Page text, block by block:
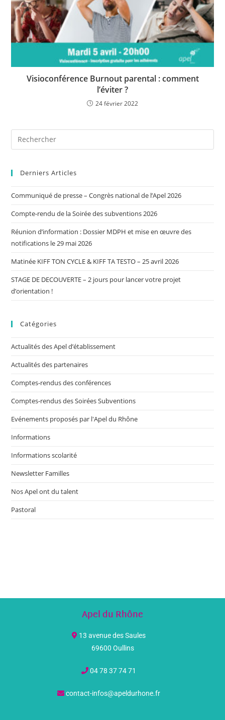
Visioconférence Burnout parental : comment
l’éviter ?
24 février 2022
Derniers Articles
Communiqué de presse – Congrès national de l’Apel 2026
Compte-rendu de la Soirée des subventions 2026
Réunion d’information : Dossier MDPH et mise en œuvre des
notifications le 29 mai 2026
Matinée KIFF TON CYCLE & KIFF TA TESTO – 25 avril 2026
STAGE DE DECOUVERTE – 2 jours pour lancer votre projet
d’orientation !
Catégories
Actualités des Apel d’établissement
Actualités des partenaires
Comptes-rendus des conférences
Comptes-rendus des Soirées Subventions
Evénements proposés par l'Apel du Rhône
Informations
Informations scolarité
Newsletter Familles
Nos Apel ont du talent
Pastoral
Apel du Rhône
13 avenue des Saules
69600 Oullins
04 78 37 74 71
contact-infos@apeldurhone.fr